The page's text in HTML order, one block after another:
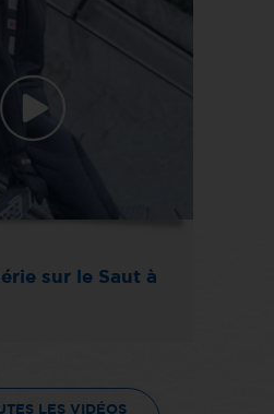
sur le Saut à
LES VIDÉOS